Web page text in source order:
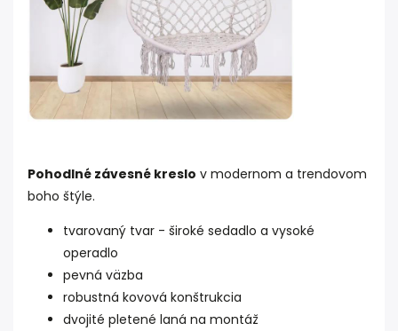
Pohodlné závesné kreslo v modernom a trendovom
boho štýle.
tvarovaný tvar - široké sedadlo a vysoké
operadlo
pevná väzba
robustná kovová konštrukcia
dvojité pletené laná na montáž